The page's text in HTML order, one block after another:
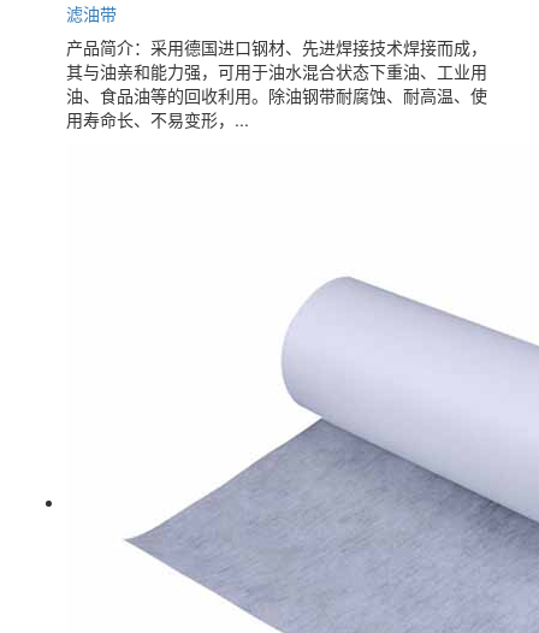
滤油带
产品简介：采用德国进口钢材、先进焊接技术焊接而成，
其与油亲和能力强，可用于油水混合状态下重油、工业用
油、食品油等的回收利用。除油钢带耐腐蚀、耐高温、使
用寿命长、不易变形，...